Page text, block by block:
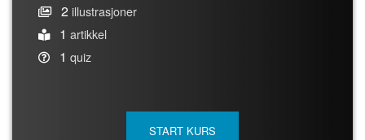
2 illustrasjoner
1 artikkel
1 quiz
START KURS